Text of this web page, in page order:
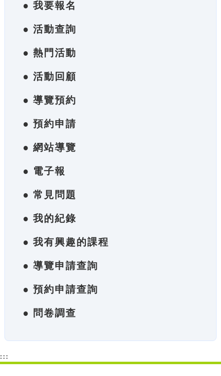
● 我要報名
● 活動查詢
● 熱門活動
● 活動回顧
● 導覽預約
● 預約申請
● 網站導覽
● 電子報
● 常見問題
● 我的紀錄
● 我有興趣的課程
● 導覽申請查詢
● 預約申請查詢
● 問卷調查
:::